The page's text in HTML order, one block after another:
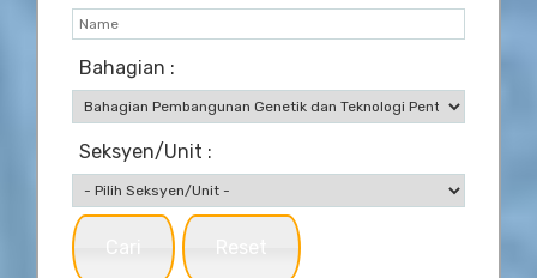
Bahagian :
Seksyen/Unit :
Cari Reset